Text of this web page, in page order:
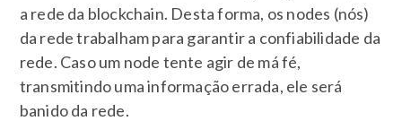
a rede da blockchain. Desta forma, os nodes (nós)
da rede trabalham para garantir a confiabilidade da
rede. Caso um node tente agir de má fé,
transmitindo uma informação errada, ele será
banido da rede.